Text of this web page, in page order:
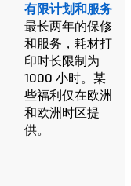
有限计划和服务
最长两年的保修
和服务，耗材打
印时长限制为
1000 小时。某
些福利仅在欧洲
和欧洲时区提
供。